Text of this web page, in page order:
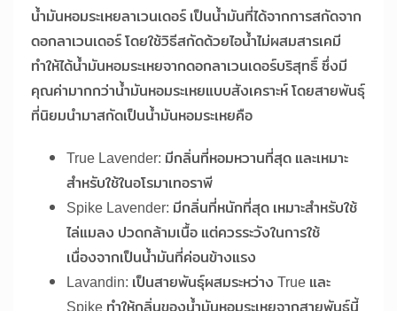
น้ำมันหอมระเหยลาเวนเดอร์ เป็นน้ำมันที่ได้จากการสกัดจาก
ดอกลาเวนเดอร์ โดยใช้วิธีสกัดด้วยไอน้ำไม่ผสมสารเคมี
ทำให้ได้น้ำมันหอมระเหยจากดอกลาเวนเดอร์บริสุทธิ์ ซึ่งมี
คุณค่ามากกว่าน้ำมันหอมระเหยแบบสังเคราะห์ โดยสายพันธุ์
ที่นิยมนำมาสกัดเป็นน้ำมันหอมระเหยคือ
True Lavender: มีกลิ่นที่หอมหวานที่สุด และเหมาะ
สำหรับใช้ในอโรมาเทอราพี
Spike Lavender: มีกลิ่นที่หนักที่สุด เหมาะสำหรับใช้
ไล่แมลง ปวดกล้ามเนื้อ แต่ควรระวังในการใช้
เนื่องจากเป็นน้ำมันที่ค่อนข้างแรง
Lavandin: เป็นสายพันธุ์ผสมระหว่าง True และ